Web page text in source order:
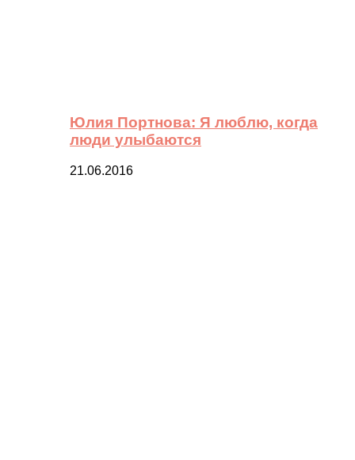
Юлия Портнова: Я люблю, когда
люди улыбаются
21.06.2016